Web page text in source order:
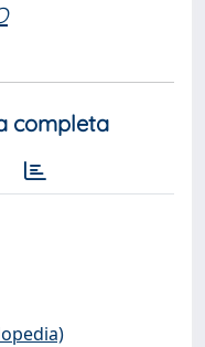
completa